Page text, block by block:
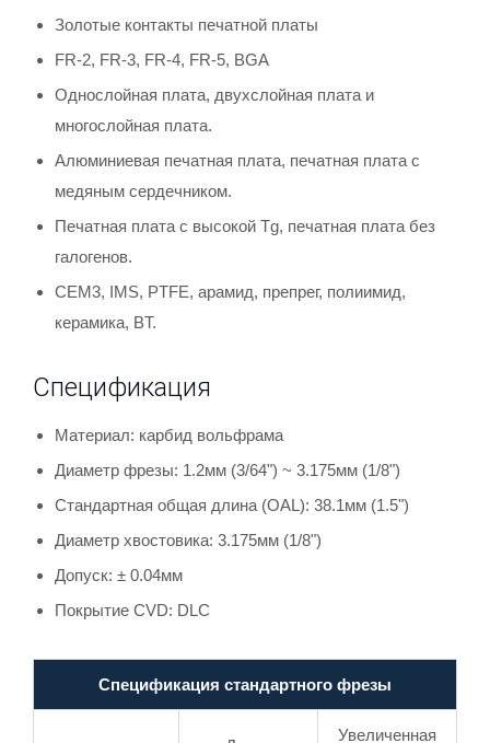
Золотые контакты печатной платы
FR-2, FR-3, FR-4, FR-5, BGA
Однослойная плата, двухслойная плата и
многослойная плата.
Алюминиевая печатная плата, печатная плата с
медяным сердечником.
Печатная плата с высокой Tg, печатная плата без
галогенов.
CEM3, IMS, PTFE, арамид, препрег, полиимид,
керамика, BT.
Спецификация
Материал: карбид вольфрама
Диаметр фрезы: 1.2мм (3/64") ~ 3.175мм (1/8")
Стандартная общая длина (OAL): 38.1мм (1.5")
Диаметр хвостовика: 3.175мм (1/8")
Допуск: ± 0.04мм
Покрытие CVD: DLC
Спецификация стандартного фрезы
Увеличенная